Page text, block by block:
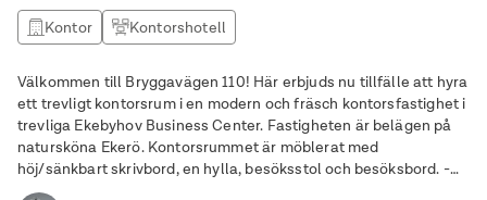
Kontor Kontorshotell
Välkommen till Bryggavägen 110! Här erbjuds nu tillfälle att hyra
ett trevligt kontorsrum i en modern och fräsch kontorsfastighet i
trevliga Ekebyhov Business Center. Fastigheten är belägen på
natursköna Ekerö. Kontorsrummet är möblerat med
höj/sänkbart skrivbord, en hylla, besöksstol och besöksbord. -
Bra ventilation och kyld tilluft. - Trevliga ekparkettgolv. -